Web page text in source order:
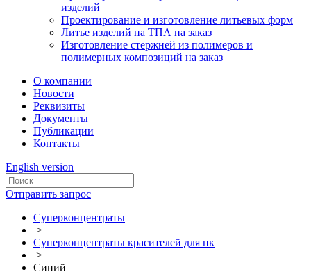
изделий
Проектирование и изготовление литьевых форм
Литье изделий на ТПА на заказ
Изготовление стержней из полимеров и
полимерных композиций на заказ
О компании
Новости
Реквизиты
Документы
Публикации
Контакты
English version
Отправить запрос
Суперконцентраты
>
Суперконцентраты красителей для пк
>
Синий